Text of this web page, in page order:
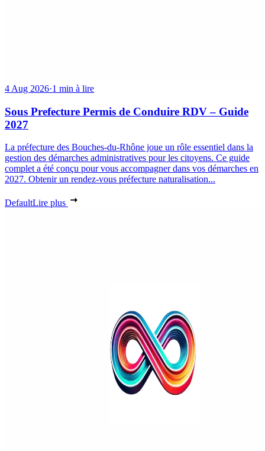
4 Aug 2026·1 min à lire
Sous Prefecture Permis de Conduire RDV – Guide
2027
La préfecture des Bouches-du-Rhône joue un rôle essentiel dans la
gestion des démarches administratives pour les citoyens. Ce guide
complet a été conçu pour vous accompagner dans vos démarches en
2027. Obtenir un rendez-vous préfecture naturalisation...
DefaultLire plus